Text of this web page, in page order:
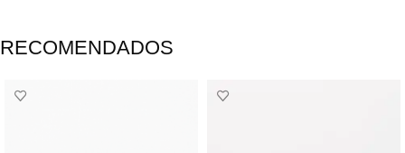
RECOMENDADOS